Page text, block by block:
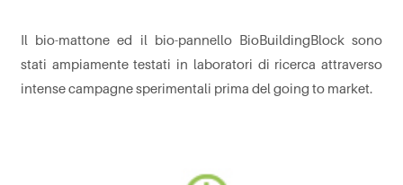
Il bio-mattone ed il bio-pannello BioBuildingBlock sono
stati ampiamente testati in laboratori di ricerca attraverso
intense campagne sperimentali prima del going to market.